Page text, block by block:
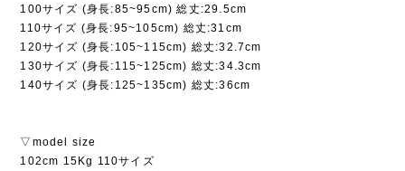
100サイズ (身長:85~95cm) 総丈:29.5cm
110サイズ (身長:95~105cm) 総丈:31cm
120サイズ (身長:105~115cm) 総丈:32.7cm
130サイズ (身長:115~125cm) 総丈:34.3cm
140サイズ (身長:125~135cm) 総丈:36cm
▽model size
102cm 15Kg 110サイズ